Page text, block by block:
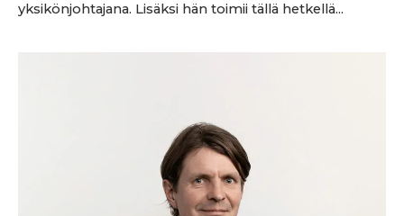
yksikönjohtajana. Lisäksi hän toimii tällä hetkellä...